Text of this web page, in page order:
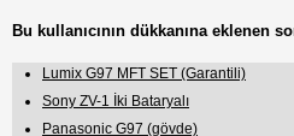
Bu kullanıcının dükkanına eklenen
Lumix G97 MFT SET (Garantili)
Sony ZV-1 İki Bataryalı
Panasonic G97 (gövde)